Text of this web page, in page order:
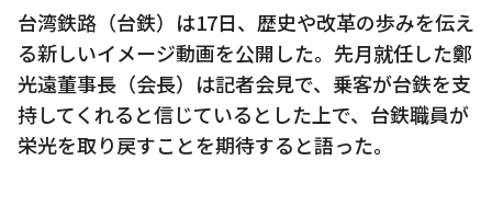
台湾鉄路（台鉄）は17日、歴史や改革の歩みを伝え
る新しいイメージ動画を公開した。先月就任した鄭
光遠董事長（会長）は記者会見で、乗客が台鉄を支
持してくれると信じているとした上で、台鉄職員が
栄光を取り戻すことを期待すると語った。